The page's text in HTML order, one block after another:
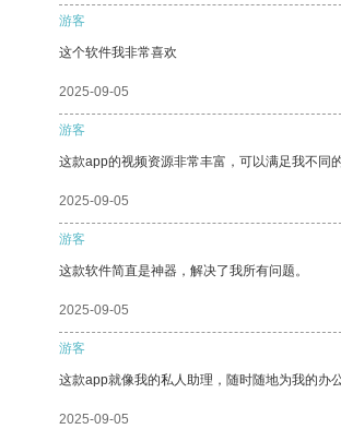
游客
这个软件我非常喜欢
2025-09-05
游客
这款app的视频资源非常丰富，可以满足我不同
2025-09-05
游客
这款软件简直是神器，解决了我所有问题。
2025-09-05
游客
这款app就像我的私人助理，随时随地为我的办
2025-09-05